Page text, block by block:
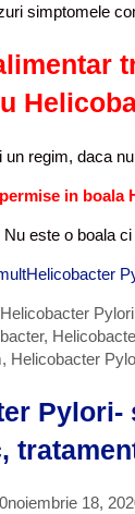
simptomele
un regim, daca
in boala
este o boala
Helicobacter
Helicobacter Pylori
,
, Helicobacter
Pylori-
noiembrie 18,